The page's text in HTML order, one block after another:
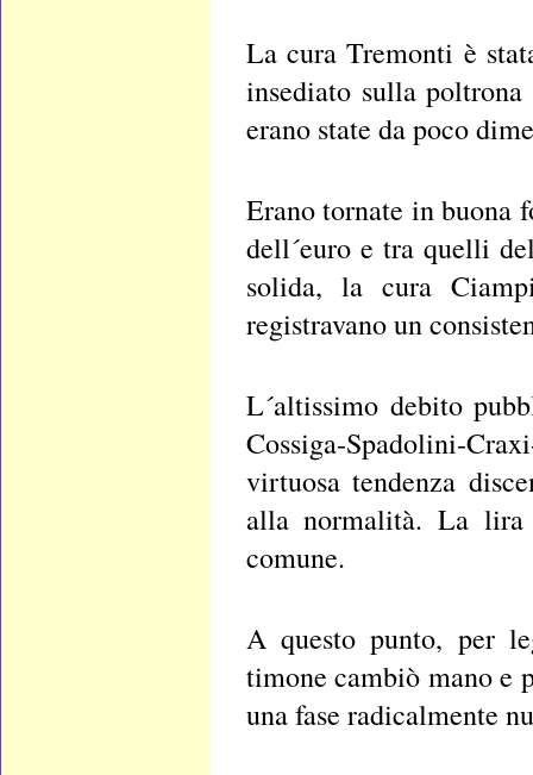
La cura Tremonti è
insediato sulla
erano state da poco
Erano tornate in buona
dell´euro e tra quelli
solida, la cura
registravano un
L´altissimo debito
Cossiga-Spadolini-
virtuosa tendenza
alla normalità. La lira
comune.
A questo punto, per
timone cambiò mano e
una fase radicalmente